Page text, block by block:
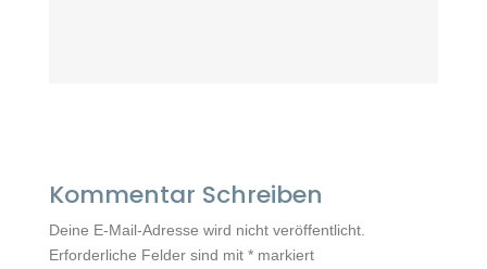
Kommentar Schreiben
Deine E-Mail-Adresse wird nicht veröffentlicht.
Erforderliche Felder sind mit *markiert